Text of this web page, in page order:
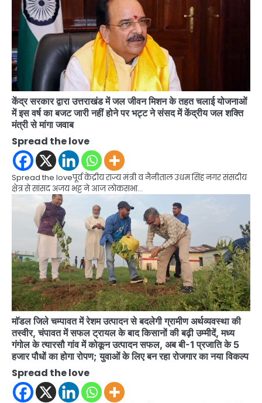
केंद्र सरकार द्वारा उत्तराखंड में जल जीवन मिशन के तहत चलाई योजनाओं
में इस वर्ष का बजट जारी नहीं होने पर भट्ट ने संसद में केंद्रीय जल शक्ति
मंत्री से मांगा जवाब
Spread the love
Spread the loveपूर्व केंद्रीय राज्य मंत्री व नैनीताल उधम सिंह नगर संसदीय
क्षेत्र से सांसद अजय भट्ट ने आज लोकसभा…
माॅडल जिले चम्पावत में रेशम उत्पादन से बदलेगी ग्रामीण अर्थव्यवस्था की
तस्वीर, चंपावत में सफल ट्रायल के बाद किसानों की बढ़ी उम्मीदें, मध्य
गंगोल के त्यारसौ गांव में कोकून उत्पादन सफल, अब बी-1 प्रजाति के 5
हजार पौधों का होगा रोपण; युवाओं के लिए बन रहा रोजगार का नया विकल्प
Spread the love